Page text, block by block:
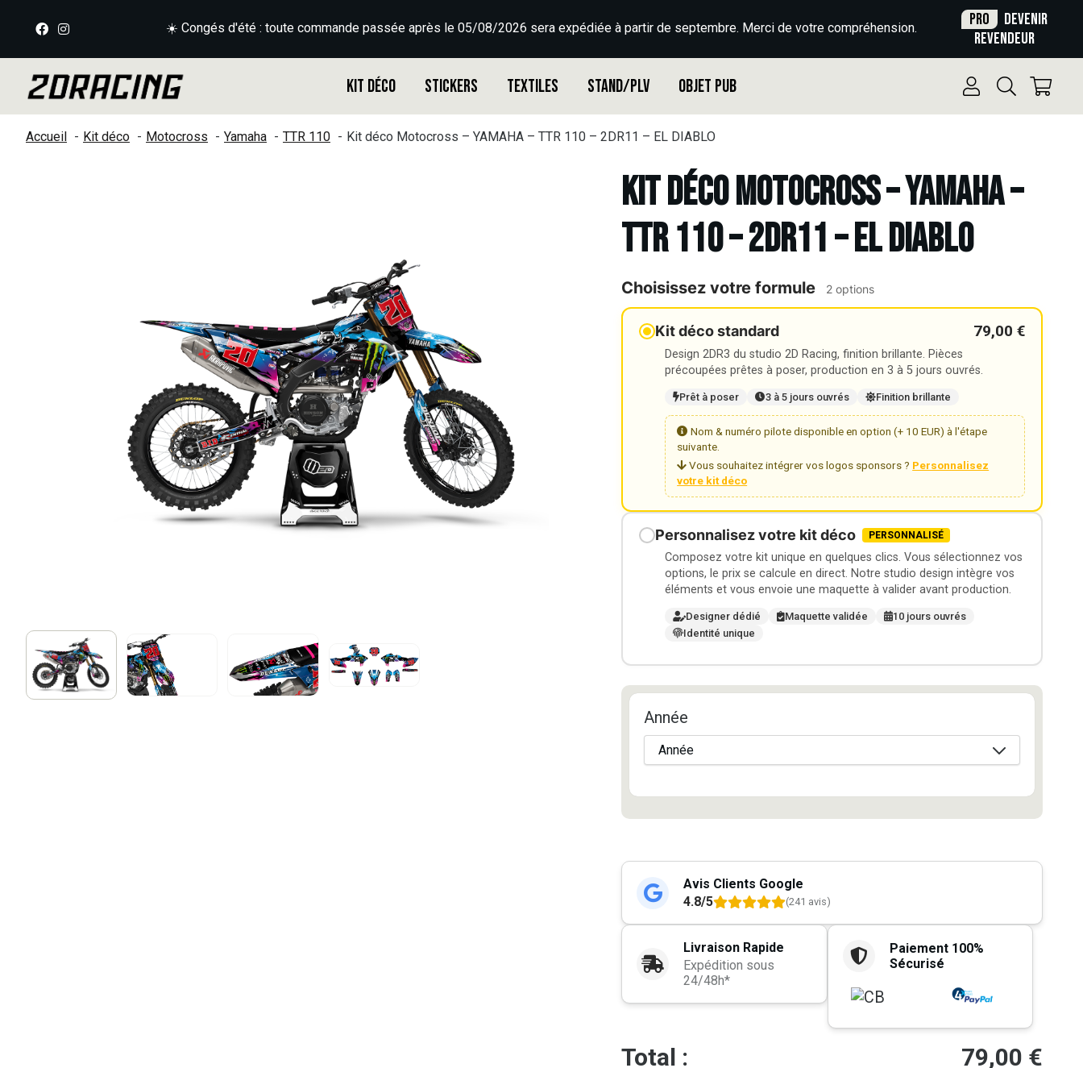
☀️ Congés d'été : toute commande passée après le 05/08/2026 sera expédiée à partir de septembre. Merci de votre compréhension. Pro
Devenir
revendeur
Kit déco Stickers Textiles Stand/PLV Objet Pub
Accueil Kit déco Motocross Yamaha TTR 110 Kit déco Motocross – YAMAHA – TTR 110 – 2DR11 – EL DIABLO
Kit déco Motocross – YAMAHA –
TTR 110 – 2DR11 – EL DIABLO
Choisissez votre formule 2 options
Kit déco standard 79,00 €
Design 2DR3 du studio 2D Racing, finition brillante. Pièces
précoupées prêtes à poser, production en 3 à 5 jours ouvrés.
Prêt à poser 3 à 5 jours ouvrés Finition brillante
Nom & numéro pilote disponible en option (+ 10 EUR) à l'étape
suivante.
Vous souhaitez intégrer vos logos sponsors ? Personnalisez
votre kit déco
Personnalisez votre kit déco PERSONNALISÉ
Composez votre kit unique en quelques clics. Vous sélectionnez vos
options, le prix se calcule en direct. Notre studio design intègre vos
éléments et vous envoie une maquette à valider avant production.
Designer dédié Maquette validée
10 jours ouvrés
Identité unique
Année
Avis Clients Google
4.8/5
(241 avis)
Livraison Rapide
Expédition sous
24/48h*
Paiement 100%
Sécurisé
Total : 79,00 €